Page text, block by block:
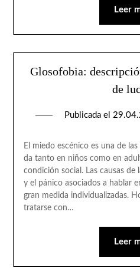
Leer
Glosofobia:
de
Publicada el
El miedo escénico es una de
da tanto en niños como en
condición social. Las causas de
y el pánico asociados a hablar
gran medida individualizadas.
tratarse con…
Leer